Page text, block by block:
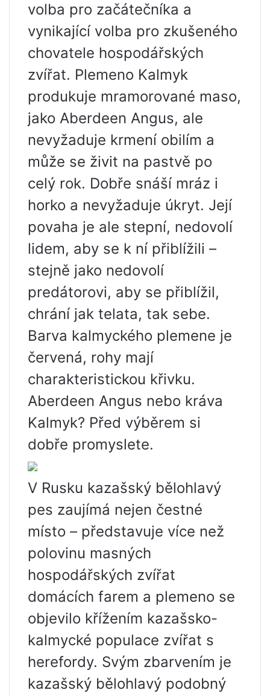
volba pro začátečníka a
vynikající volba pro zkušeného
chovatele hospodářských
zvířat. Plemeno Kalmyk
produkuje mramorované maso,
jako Aberdeen Angus, ale
nevyžaduje krmení obilím a
může se živit na pastvě po
celý rok. Dobře snáší mráz i
horko a nevyžaduje úkryt. Její
povaha je ale stepní, nedovolí
lidem, aby se k ní přiblížili –
stejně jako nedovolí
predátorovi, aby se přiblížil,
chrání jak telata, tak sebe.
Barva kalmyckého plemene je
červená, rohy mají
charakteristickou křivku.
Aberdeen Angus nebo kráva
Kalmyk? Před výběrem si
dobře promyslete.
V Rusku kazašský bělohlavý
pes zaujímá nejen čestné
místo – představuje více než
polovinu masných
hospodářských zvířat
domácích farem a plemeno se
objevilo křížením kazašsko-
kalmycké populace zvířat s
herefordy. Svým zbarvením je
kazašský bělohlavý podobný